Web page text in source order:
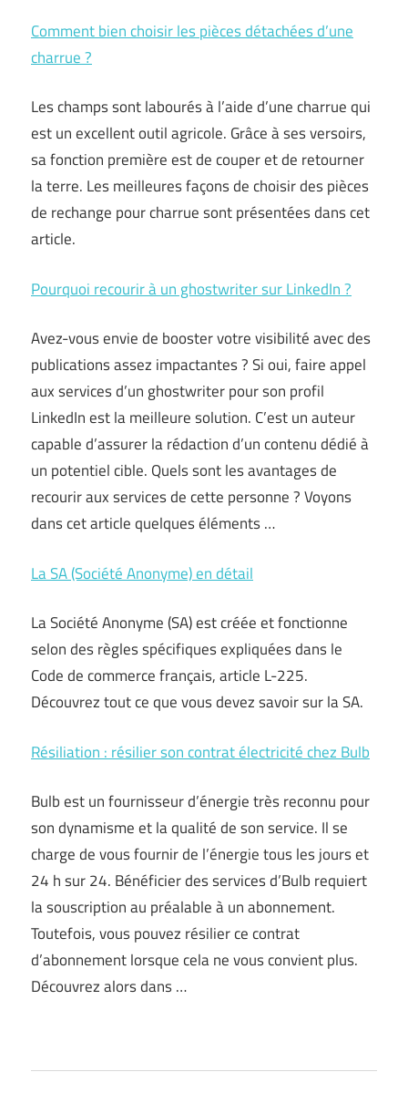
Comment bien choisir les pièces détachées d’une
charrue ?
Les champs sont labourés à l’aide d’une charrue qui
est un excellent outil agricole. Grâce à ses versoirs,
sa fonction première est de couper et de retourner
la terre. Les meilleures façons de choisir des pièces
de rechange pour charrue sont présentées dans cet
article.
Pourquoi recourir à un ghostwriter sur LinkedIn ?
Avez-vous envie de booster votre visibilité avec des
publications assez impactantes ? Si oui, faire appel
aux services d’un ghostwriter pour son profil
LinkedIn est la meilleure solution. C’est un auteur
capable d’assurer la rédaction d’un contenu dédié à
un potentiel cible. Quels sont les avantages de
recourir aux services de cette personne ? Voyons
dans cet article quelques éléments …
La SA (Société Anonyme) en détail
La Société Anonyme (SA) est créée et fonctionne
selon des règles spécifiques expliquées dans le
Code de commerce français, article L-225.
Découvrez tout ce que vous devez savoir sur la SA.
Résiliation : résilier son contrat électricité chez Bulb
Bulb est un fournisseur d’énergie très reconnu pour
son dynamisme et la qualité de son service. Il se
charge de vous fournir de l’énergie tous les jours et
24 h sur 24. Bénéficier des services d’Bulb requiert
la souscription au préalable à un abonnement.
Toutefois, vous pouvez résilier ce contrat
d’abonnement lorsque cela ne vous convient plus.
Découvrez alors dans …